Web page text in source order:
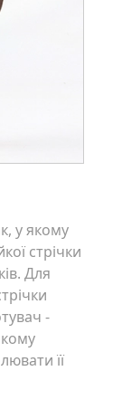
у якому
стрічки
Для
-
її